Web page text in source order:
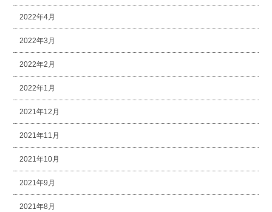
2022年4月
2022年3月
2022年2月
2022年1月
2021年12月
2021年11月
2021年10月
2021年9月
2021年8月